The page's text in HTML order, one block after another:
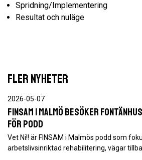
Spridning/Implementering
Resultat och nuläge
FLER NYHETER
2026-05-07
FINSAM i Malmö besöker
för podd
Vet Ni!! är FINSAM i Malmös podd som
arbetslivsinriktad rehabilitering, vägar